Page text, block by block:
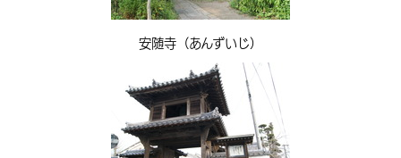
安随寺（あんずいじ）